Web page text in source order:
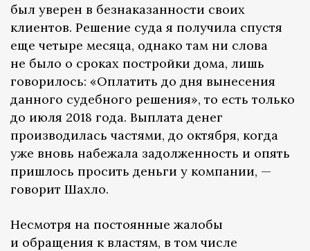
был уверен в безнаказанности своих
клиентов. Решение суда я получила спустя
еще четыре месяца, однако там ни слова
не было о сроках постройки дома, лишь
говорилось: «Оплатить до дня вынесения
данного судебного решения», то есть только
до июля 2018 года. Выплата денег
производилась частями, до октября, когда
уже вновь набежала задолженность и опять
пришлось просить деньги у компании, —
говорит Шахло.
Несмотря на постоянные жалобы
и обращения к властям, в том числе